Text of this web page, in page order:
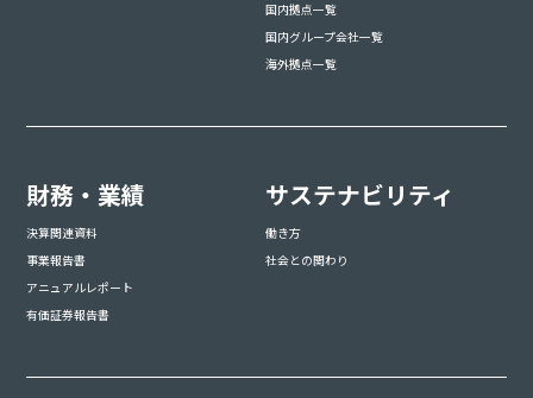
国内拠点一覧
国内グループ会社一覧
海外拠点一覧
財務・業績
決算関連資料
事業報告書
アニュアルレポート
有価証券報告書
サステナビリティ
働き方
社会との関わり